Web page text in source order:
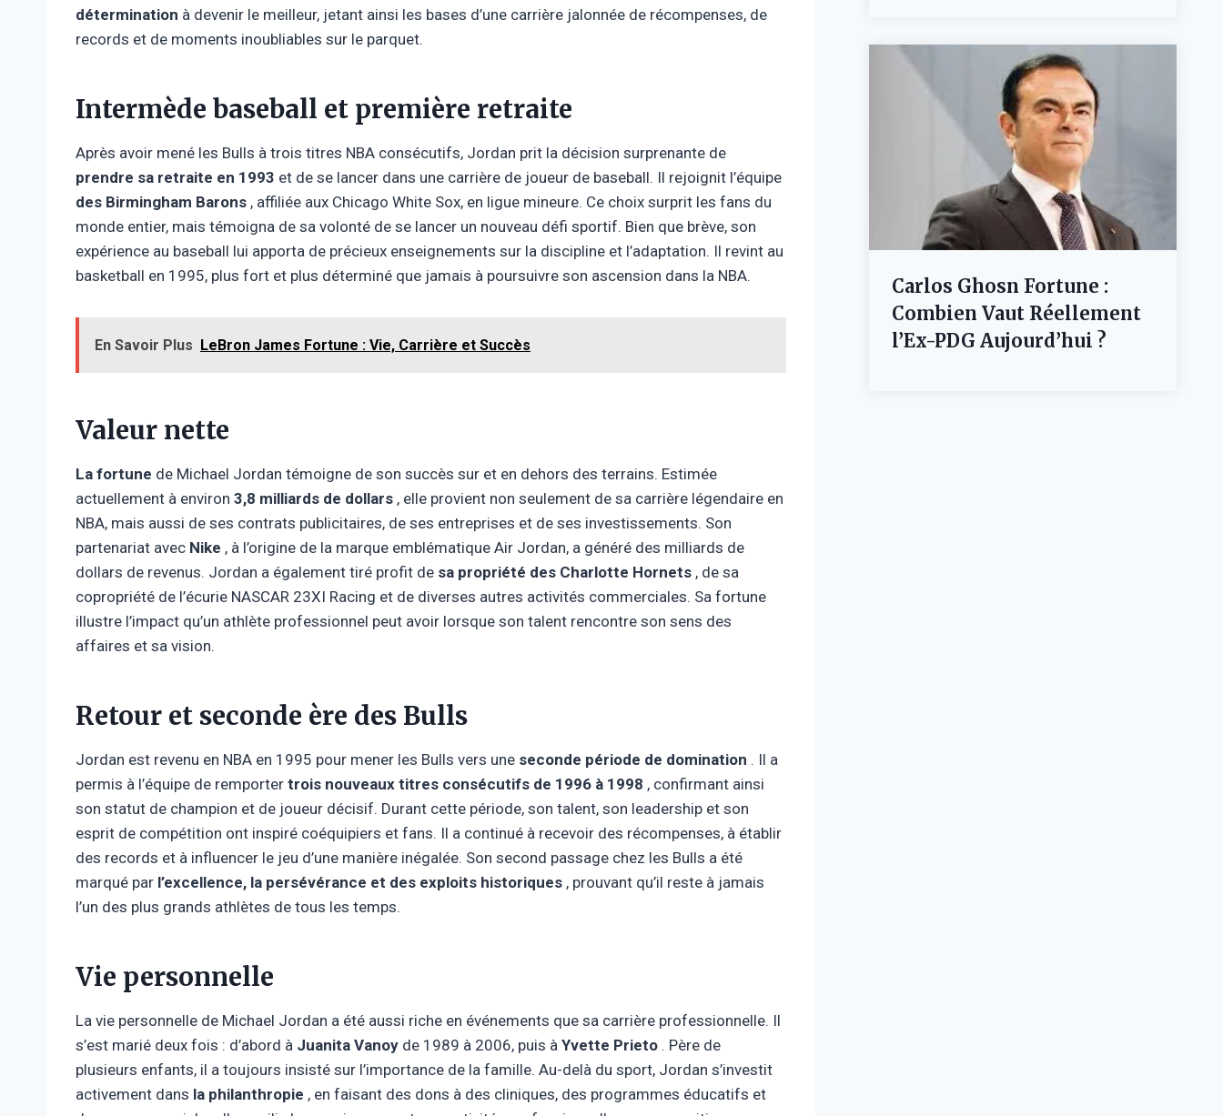
détermination à devenir le meilleur, jetant ainsi les bases d’une carrière jalonnée de récompenses, de
records et de moments inoubliables sur le parquet.
Intermède baseball et première retraite
Après avoir mené les Bulls à trois titres NBA consécutifs, Jordan prit la décision surprenante de
prendre sa retraite en 1993 et ​​de se lancer dans une carrière de joueur de baseball. Il rejoignit l’équipe
des Birmingham Barons , affiliée aux Chicago White Sox, en ligue mineure. Ce choix surprit les fans du
monde entier, mais témoigna de sa volonté de se lancer un nouveau défi sportif. Bien que brève, son
expérience au baseball lui apporta de précieux enseignements sur la discipline et l’adaptation. Il revint au
basketball en 1995, plus fort et plus déterminé que jamais à poursuivre son ascension dans la NBA.
En Savoir Plus LeBron James Fortune : Vie, Carrière et Succès
Valeur nette
La fortune de Michael Jordan témoigne de son succès sur et en dehors des terrains. Estimée
actuellement à environ 3,8 milliards de dollars , elle provient non seulement de sa carrière légendaire en
NBA, mais aussi de ses contrats publicitaires, de ses entreprises et de ses investissements. Son
partenariat avec Nike , à l’origine de la marque emblématique Air Jordan, a généré des milliards de
dollars de revenus. Jordan a également tiré profit de sa propriété des Charlotte Hornets , de sa
copropriété de l’écurie NASCAR 23XI Racing et de diverses autres activités commerciales. Sa fortune
illustre l’impact qu’un athlète professionnel peut avoir lorsque son talent rencontre son sens des
affaires et sa vision.
Retour et seconde ère des Bulls
Jordan est revenu en NBA en 1995 pour mener les Bulls vers une seconde période de domination . Il a
permis à l’équipe de remporter trois nouveaux titres consécutifs de 1996 à 1998 , confirmant ainsi
son statut de champion et de joueur décisif. Durant cette période, son talent, son leadership et son
esprit de compétition ont inspiré coéquipiers et fans. Il a continué à recevoir des récompenses, à établir
des records et à influencer le jeu d’une manière inégalée. Son second passage chez les Bulls a été
marqué par l’excellence, la persévérance et des exploits historiques , prouvant qu’il reste à jamais
l’un des plus grands athlètes de tous les temps.
Vie personnelle
La vie personnelle de Michael Jordan a été aussi riche en événements que sa carrière professionnelle. Il
s’est marié deux fois : d’abord à Juanita Vanoy de 1989 à 2006, puis à Yvette Prieto . Père de
plusieurs enfants, il a toujours insisté sur l’importance de la famille. Au-delà du sport, Jordan s’investit
activement dans la philanthropie , en faisant des dons à des cliniques, des programmes éducatifs et
Carlos Ghosn Fortune :
Combien Vaut Réellement
l’Ex-PDG Aujourd’hui ?